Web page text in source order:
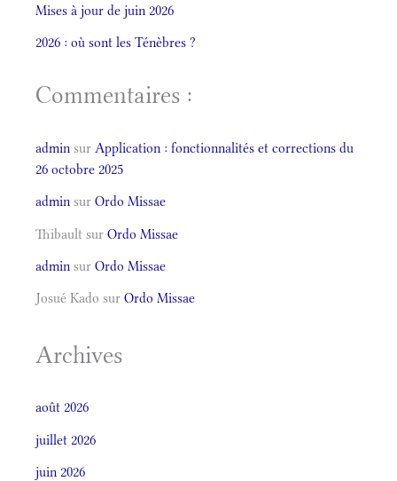
Mises à jour de juin 2026
2026 : où sont les Ténèbres ?
Commentaires :
admin sur Application : fonctionnalités et corrections du
26 octobre 2025
admin sur Ordo Missae
Thibault sur Ordo Missae
admin sur Ordo Missae
Josué Kado sur Ordo Missae
Archives
août 2026
juillet 2026
juin 2026